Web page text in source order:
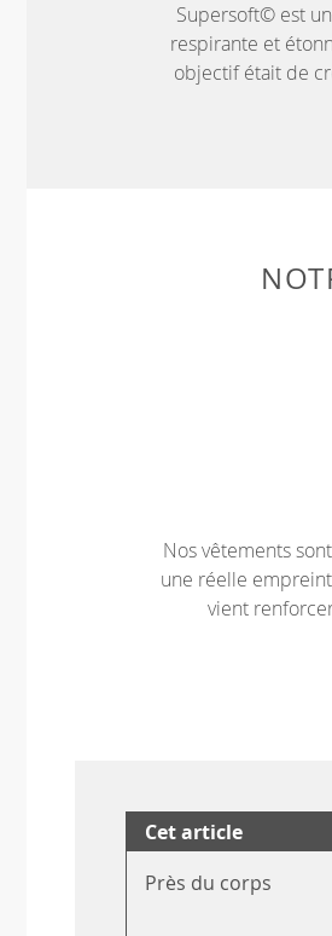
Supersoft© est
respirante et
objectif était de
Nos vêtements
une réelle
vient
Cet article
Près du corps